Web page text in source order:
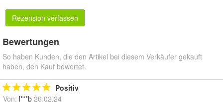
Rezension verfassen
Bewertungen
So haben Kunden, die den Artikel bei diesem Verkäufer gekauft
haben, den Kauf bewertet.
Positiv
Von: l***b 26.02.24